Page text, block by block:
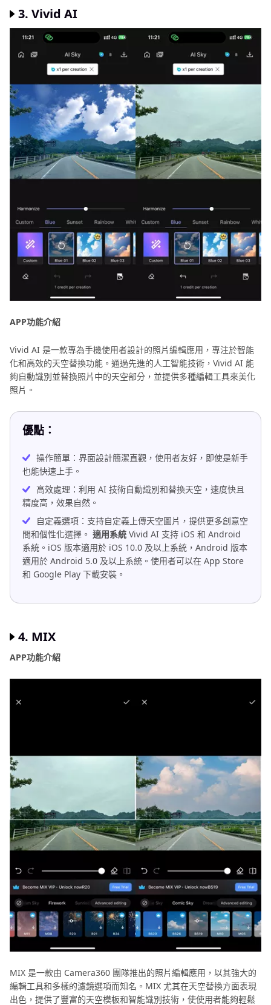
3. Vivid AI
APP功能介紹
Vivid AI 是一款專為手機使用者設計的照片編輯應用，專注於智能
化和高效的天空替換功能。通過先進的人工智能技術，Vivid AI 能
夠自動識別並替換照片中的天空部分，並提供多種編輯工具來美化
照片。
優點：
操作簡單：界面設計簡潔直觀，使用者友好，即使是新手
也能快速上手。
高效處理：利用 AI 技術自動識別和替換天空，速度快且
精度高，效果自然。
自定義選項：支持自定義上傳天空圖片，提供更多創意空
間和個性化選擇。 適用系統 Vivid AI 支持 iOS 和 Android
系統。iOS 版本適用於 iOS 10.0 及以上系統，Android 版本
適用於 Android 5.0 及以上系統。使用者可以在 App Store
和 Google Play 下載安裝。
4. MIX
APP功能介紹
MIX 是一款由 Camera360 團隊推出的照片編輯應用，以其強大的
編輯工具和多樣的濾鏡選項而知名。MIX 尤其在天空替換方面表現
出色，提供了豐富的天空模板和智能識別技術，使使用者能夠輕鬆